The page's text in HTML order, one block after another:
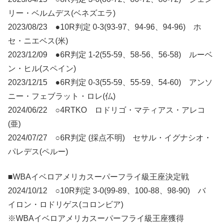
リー・ベルムデス(ベネズエラ)
2023/08/23 ●10R判定 0-3(93-97、94-96、94-96) ホ
セ・ニエベス(米)
2023/12/09 ●6R判定 1-2(55-59、58-56、56-58) ルーベ
ン・ヒル(スペイン)
2023/12/15 ●6R判定 0-3(55-59、55-59、54-60) アンソ
ニー・フェブラット・ロレ(仏)
2024/06/22 ○4RTKO ロドリゴ・マティアス・アレコ
(亜)
2024/07/27 ○6R判定 (採点不明) セサル・イグナシオ・
パレデス(ペルー)
■WBAイベロアメリカスーパーフライ級王座決定戦
2024/10/12 ○10R判定 3-0(99-89、100-88、98-90) バ
イロン・ロドリゲス(コロンビア)
※WBAイベロアメリカスーパーフライ級王座獲得